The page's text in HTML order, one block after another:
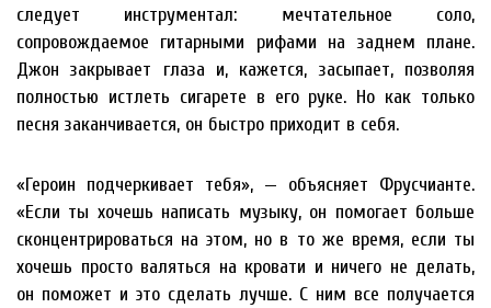
следует инструментал: мечтательное соло,
сопровождаемое гитарными рифами на заднем плане.
Джон закрывает глаза и, кажется, засыпает, позволяя
полностью истлеть сигарете в его руке. Но как только
песня заканчивается, он быстро приходит в себя.
«Героин подчеркивает тебя», — объясняет Фрусчианте.
«Если ты хочешь написать музыку, он помогает больше
сконцентрироваться на этом, но в то же время, если ты
хочешь просто валяться на кровати и ничего не делать,
он поможет и это сделать лучше. С ним все получается